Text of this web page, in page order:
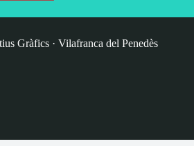
Gràfics · Vilafranca del Penedès